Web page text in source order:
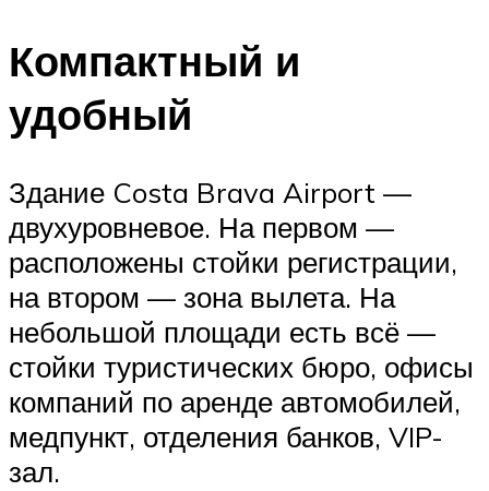
Компактный и
удобный
Здание Costa Brava Airport —
двухуровневое. На первом —
расположены стойки регистрации,
на втором — зона вылета. На
небольшой площади есть всё —
стойки туристических бюро, офисы
компаний по аренде автомобилей,
медпункт, отделения банков, VIP-
зал.